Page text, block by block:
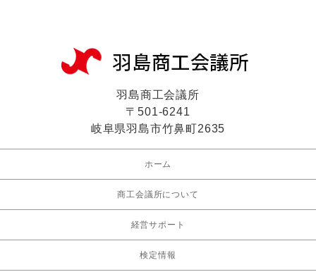
羽島商工会議所
〒501-6241
岐阜県羽島市竹鼻町2635
ホーム
商工会議所について
経営サポート
検定情報